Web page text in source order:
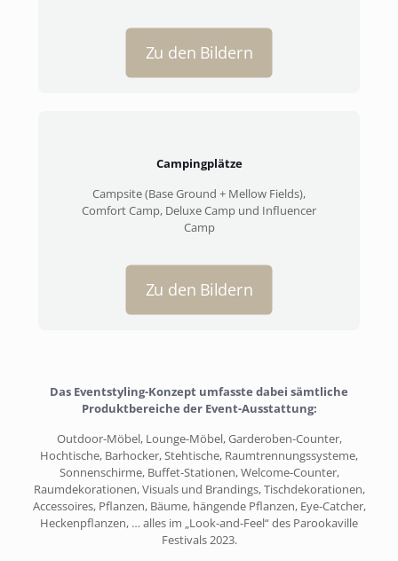
Zu den Bildern
Campingplätze
Campsite (Base Ground + Mellow Fields),
Comfort Camp, Deluxe Camp und Influencer
Camp
Zu den Bildern
Das Eventstyling-Konzept umfasste dabei sämtliche
Produktbereiche der Event-Ausstattung:
Outdoor-Möbel, Lounge-Möbel, Garderoben-Counter,
Hochtische, Barhocker, Stehtische, Raumtrennungssysteme,
Sonnenschirme, Buffet-Stationen, Welcome-Counter,
Raumdekorationen, Visuals und Brandings, Tischdekorationen,
Accessoires, Pflanzen, Bäume, hängende Pflanzen, Eye-Catcher,
Heckenpflanzen, … alles im „Look-and-Feel“ des Parookaville
Festivals 2023.